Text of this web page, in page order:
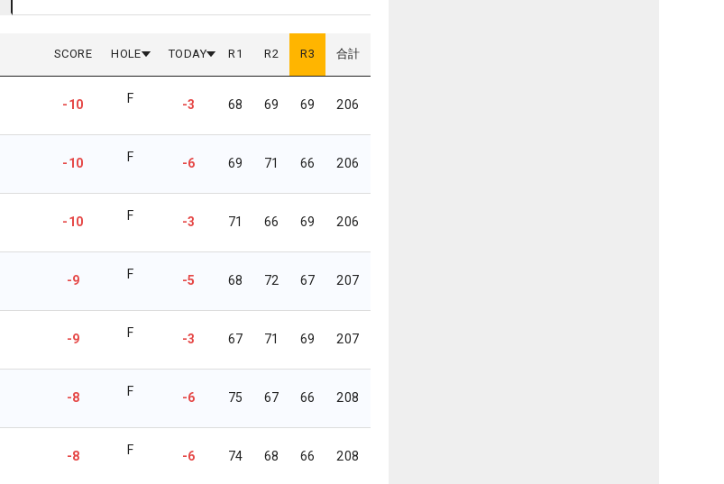
SCORE HOLE TODAY R 1 R2 R3 合計
-10 F -3 68 69 69 206
-10 F -6 69 71 66 206
-10 F -3 71 66 69 206
-9 F -5 68 72 67 207
-9 F -3 67 71 69 207
-8 F -6 75 67 66 208
-8 F -6 74 68 66 208